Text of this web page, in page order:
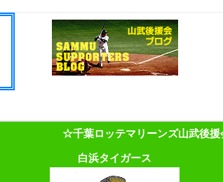
☆千葉ロッテマリーンズ山武後
白浜タイガース